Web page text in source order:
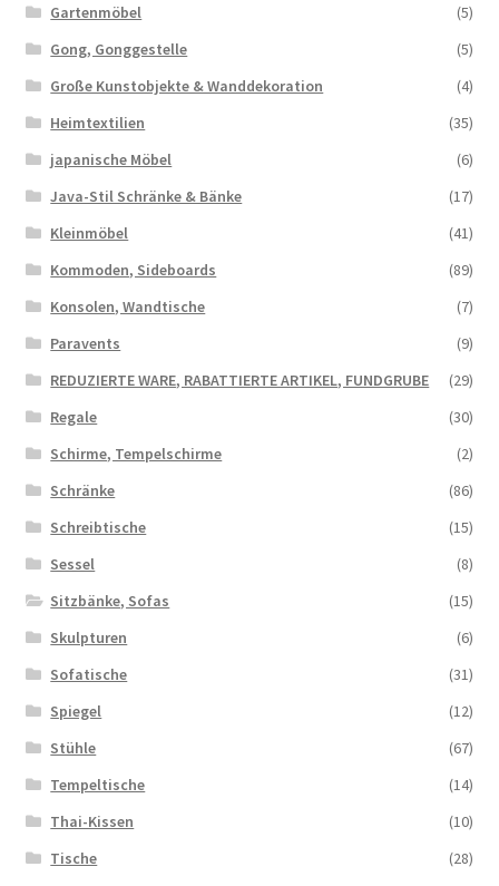
Gartenmöbel
(5)
Gong, Gonggestelle
(5)
Große Kunstobjekte & Wanddekoration
(4)
Heimtextilien
(35)
japanische Möbel
(6)
Java-Stil Schränke & Bänke
(17)
Kleinmöbel
(41)
Kommoden, Sideboards
(89)
Konsolen, Wandtische
(7)
Paravents
(9)
REDUZIERTE WARE, RABATTIERTE ARTIKEL, FUNDGRUBE
(29)
Regale
(30)
Schirme, Tempelschirme
(2)
Schränke
(86)
Schreibtische
(15)
Sessel
(8)
Sitzbänke, Sofas
(15)
Skulpturen
(6)
Sofatische
(31)
Spiegel
(12)
Stühle
(67)
Tempeltische
(14)
Thai-Kissen
(10)
Tische
(28)